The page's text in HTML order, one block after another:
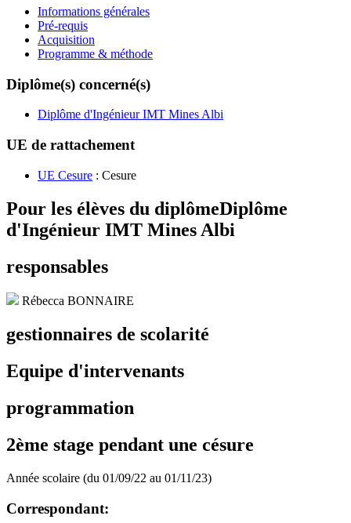
Informations générales
Pré-requis
Acquisition
Programme & méthode
Diplôme(s) concerné(s)
Diplôme d'Ingénieur IMT Mines Albi
UE de rattachement
UE Cesure : Cesure
Pour les élèves du diplômeDiplôme
d'Ingénieur IMT Mines Albi
responsables
Rébecca BONNAIRE
gestionnaires de scolarité
Equipe d'intervenants
programmation
2ème stage pendant une césure
Année scolaire (du 01/09/22 au 01/11/23)
Correspondant: